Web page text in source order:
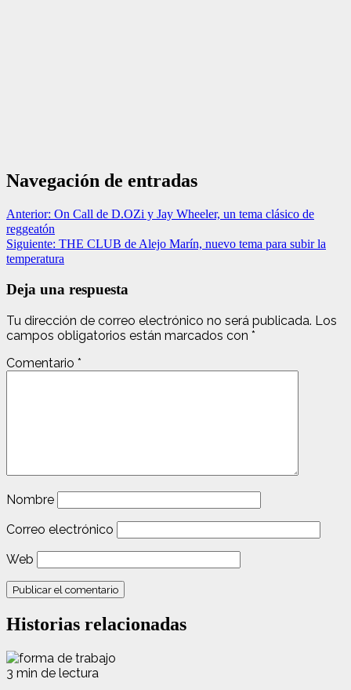
Navegación de entradas
Anterior: On Call de D.OZi y Jay Wheeler, un tema clásico de
reggeatón
Siguiente: THE CLUB de Alejo Marín, nuevo tema para subir la
temperatura
Deja una respuesta
Tu dirección de correo electrónico no será publicada. Los
campos obligatorios están marcados con *
Comentario *
Nombre
Correo electrónico
Web
Historias relacionadas
3 min de lectura